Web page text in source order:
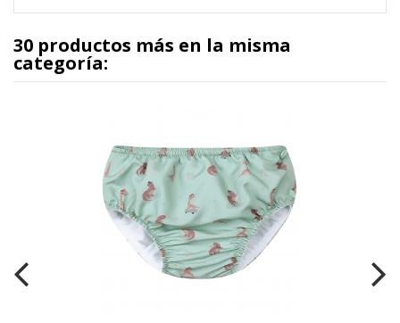
30 productos más en la misma
categoría: